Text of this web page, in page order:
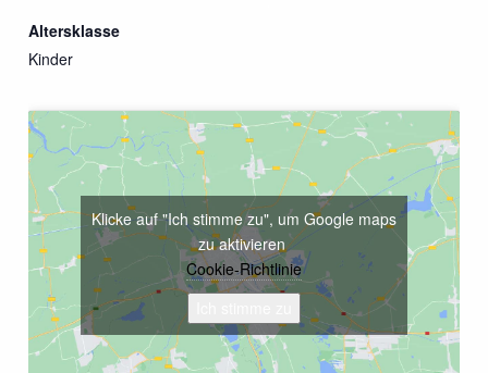
Altersklasse
Kinder
Klicke auf "Ich stimme zu", um Google maps
zu aktivieren
Cookie-Richtlinie